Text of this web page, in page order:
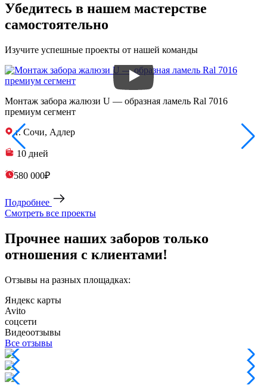
Убедитесь в нашем мастерстве
самостоятельно
Изучите успешные проекты от нашей команды
Монтаж забора жалюзи U — образная ламель Ral 7016
премиум сегмент
г. Сочи, Адлер
10 дней
580 000₽
Подробнее
Смотреть все проекты
Прочнее наших заборов только
отношения с клиентами!
Отзывы на разных площадках:
Яндекс карты
Avito
соцсети
Видеоотзывы
Все отзывы